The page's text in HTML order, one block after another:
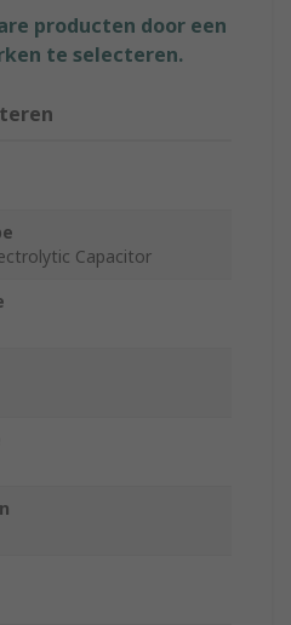
producten door een
te selecteren.
Capacitor